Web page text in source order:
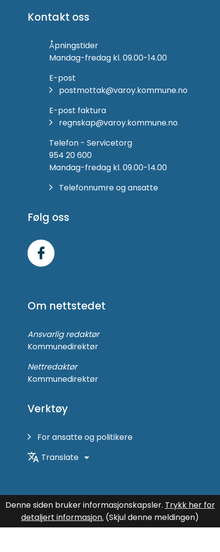
Kontakt oss
Åpningstider
Mandag-fredag kl. 09.00-14.00
E-post
postmottak@varoy.kommune.no
E-post faktura
regnskap@varoy.kommune.no
Telefon - Servicetorg
954 20 600
Mandag-fredag kl. 09.00-14.00
Telefonnumre og ansatte
Følg oss
Facebook
Om nettstedet
Ansvarlig redaktør
Kommunedirektør
Nettredaktør
Kommunedirektør
Verktøy
For ansatte og politikere
Translate
Denne siden bruker informasjonskapsler. Trykk her for
detaljert informasjon. (Skjul denne meldingen)